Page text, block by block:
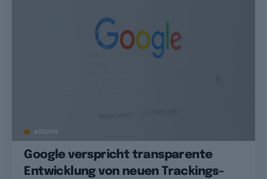
ARCHIV
Google verspricht transparente
Entwicklung von neuen Trackings-